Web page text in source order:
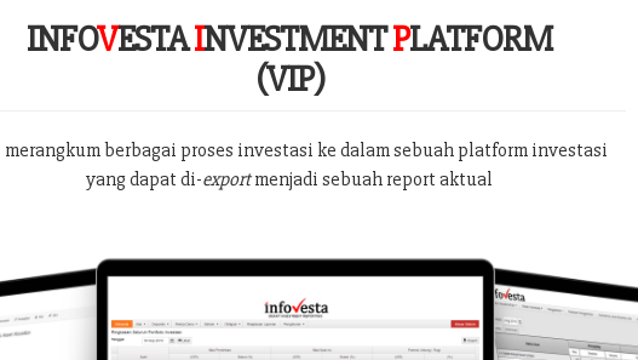
INFOVESTAINVESTMENTPLATFORM
(VIP)
merangkum berbagai proses investasi ke dalam sebuah platform investasi
yang dapat di-exportmenjadi sebuah report aktual